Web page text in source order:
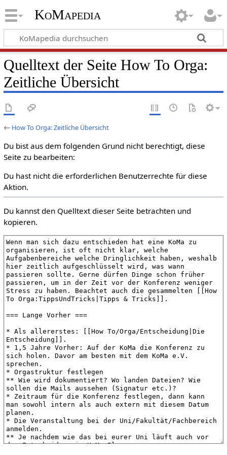
KoMapedia
Quelltext der Seite How To Orga:
Zeitliche Übersicht
← How To Orga: Zeitliche Übersicht
Du bist aus dem folgenden Grund nicht berechtigt, diese
Seite zu bearbeiten:
Du hast nicht die erforderlichen Benutzerrechte für diese
Aktion.
Du kannst den Quelltext dieser Seite betrachten und
kopieren.